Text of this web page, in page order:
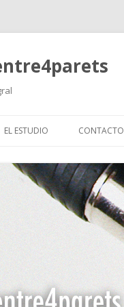
EL ESTUDIO CONTACTO